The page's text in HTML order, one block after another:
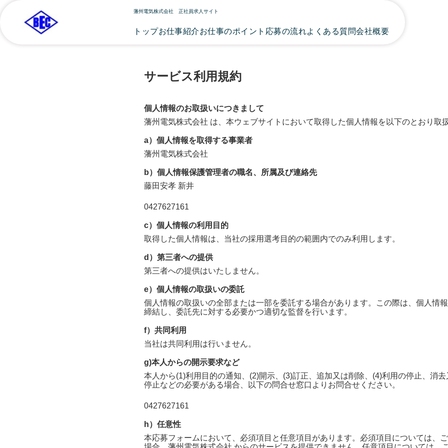
藩州電気株式会社 正社員求人サイト
トップお仕事紹介お仕事のポイント 応募の流れよくある質問会社概要
サービス利用規約
個人情報のお取扱いにつきまして
藩州電気株式会社 は、本ウェブサイトにおいて取得した個人情報を以下のとおり取
a）個人情報を取得する事業者
藩州電気株式会社
b）個人情報保護管理者の職名、所属及び連絡先
藤田安孝 新井
0427627161
c）個人情報の利用目的
取得した個人情報は、当社の採用選考目的の範囲内でのみ利用します。
d）第三者への提供
第三者への提供はいたしません。
e）個人情報の取扱いの委託
個人情報の取扱いの全部または一部を委託する場合があります。この際は、個人情
締結し、委託先に対する必要かつ適切な監督を行います。
f）共同利用
当社は共同利用は行いません。
g)本人からの開示要求など
本人から(1)利用目的の通知、(2)開示、(3)訂正、追加又は削除、(4)利用の停止、消
停止などの必要がある場合、以下の問合せ窓口よりお問合せください。
0427627161
h）任意性
本応募フォームにおいて、必須項目と任意項目があります。必須項目については、